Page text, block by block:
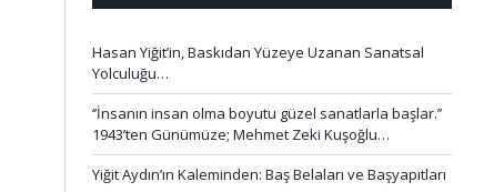
Hasan Yiğit’in, Baskıdan Yüzeye Uzanan Sanatsal
Yolculuğu…
‘’İnsanın insan olma boyutu güzel sanatlarla başlar.’’
1943’ten Günümüze; Mehmet Zeki Kuşoğlu…
Yiğit Aydın’ın Kaleminden: Baş Belaları ve Başyapıtları